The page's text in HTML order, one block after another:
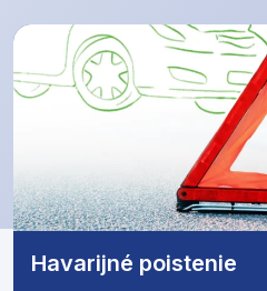
Havarijné poistenie